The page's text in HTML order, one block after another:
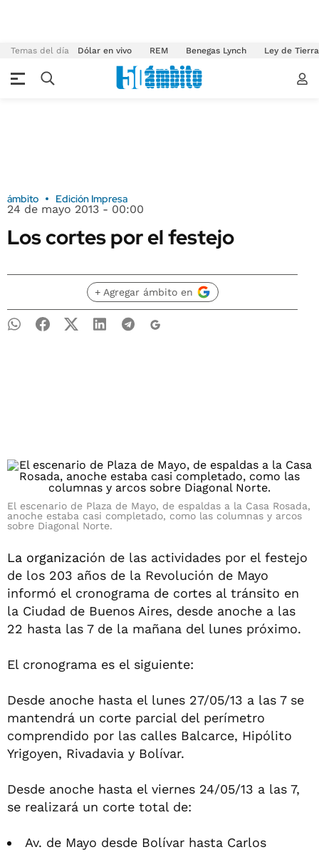
Temas del día Dólar en vivo REM Benegas Lynch Ley de
ámbito Edición Impresa
24 de mayo 2013 - 00:00
Los cortes por el festejo
+ Agregar ámbito en
El escenario de Plaza de Mayo, de espaldas a la Casa Rosada,
anoche estaba casi completado, como las columnas y arcos
sobre Diagonal Norte.
La organización de las actividades por el festejo
de los 203 años de la Revolución de Mayo
informó el cronograma de cortes al tránsito en
la Ciudad de Buenos Aires, desde anoche a las
22 hasta las 7 de la mañana del lunes próximo.
El cronograma es el siguiente:
Desde anoche hasta el lunes 27/05/13 a las 7 se
mantendrá un corte parcial del perímetro
comprendido por las calles Balcarce, Hipólito
Yrigoyen, Rivadavia y Bolívar.
Desde anoche hasta el viernes 24/05/13 a las 7,
se realizará un corte total de:
Av. de Mayo desde Bolívar hasta Carlos